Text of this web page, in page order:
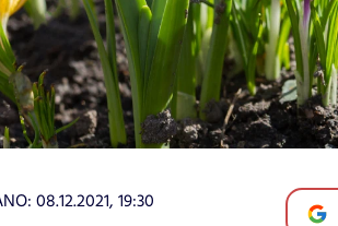
08.12.2021, 19:30